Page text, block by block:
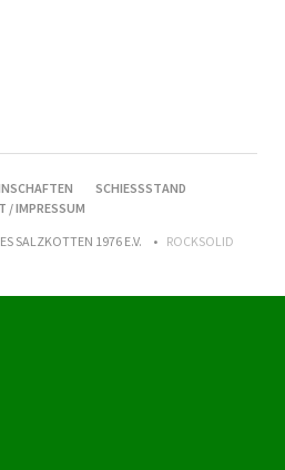
SCHIESSSTAND
/ IMPRESSUM
SALZKOTTEN 1976 E.V.
ROCKSOLID